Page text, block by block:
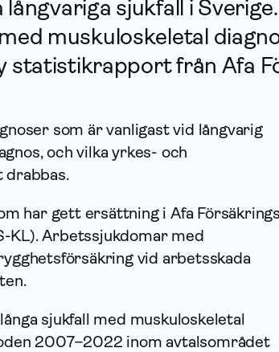
sjukfall i
muskuloskeletal
statistik­rapport från Afa
som är vanligast vid långvarig
och vilka yrkes- och
drabbas.
har gett ersättning i Afa Försäkrings
KL). Arbets­sjuk­domar med
vid arbetsskada
sjukfall med muskuloskeletal
2007–2022 inom avtalsområdet